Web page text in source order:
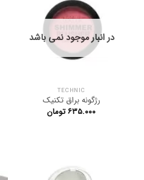
در انبار موجود نمی باشد
TECHNIC
رژگونه براق تکنیک
۶۳۵.۰۰۰تومان